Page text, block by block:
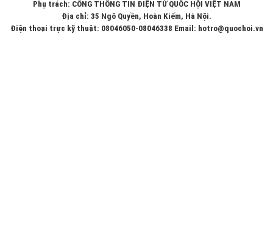
Phụ trách: CỔNG THÔNG TIN ĐIỆN TỬ QUỐC HỘI VIỆT NAM
Địa chỉ: 35 Ngô Quyền, Hoàn Kiếm, Hà Nội.
Điện thoại trực kỹ thuật: 08046050-08046338 Email: hotro@quochoi.vn